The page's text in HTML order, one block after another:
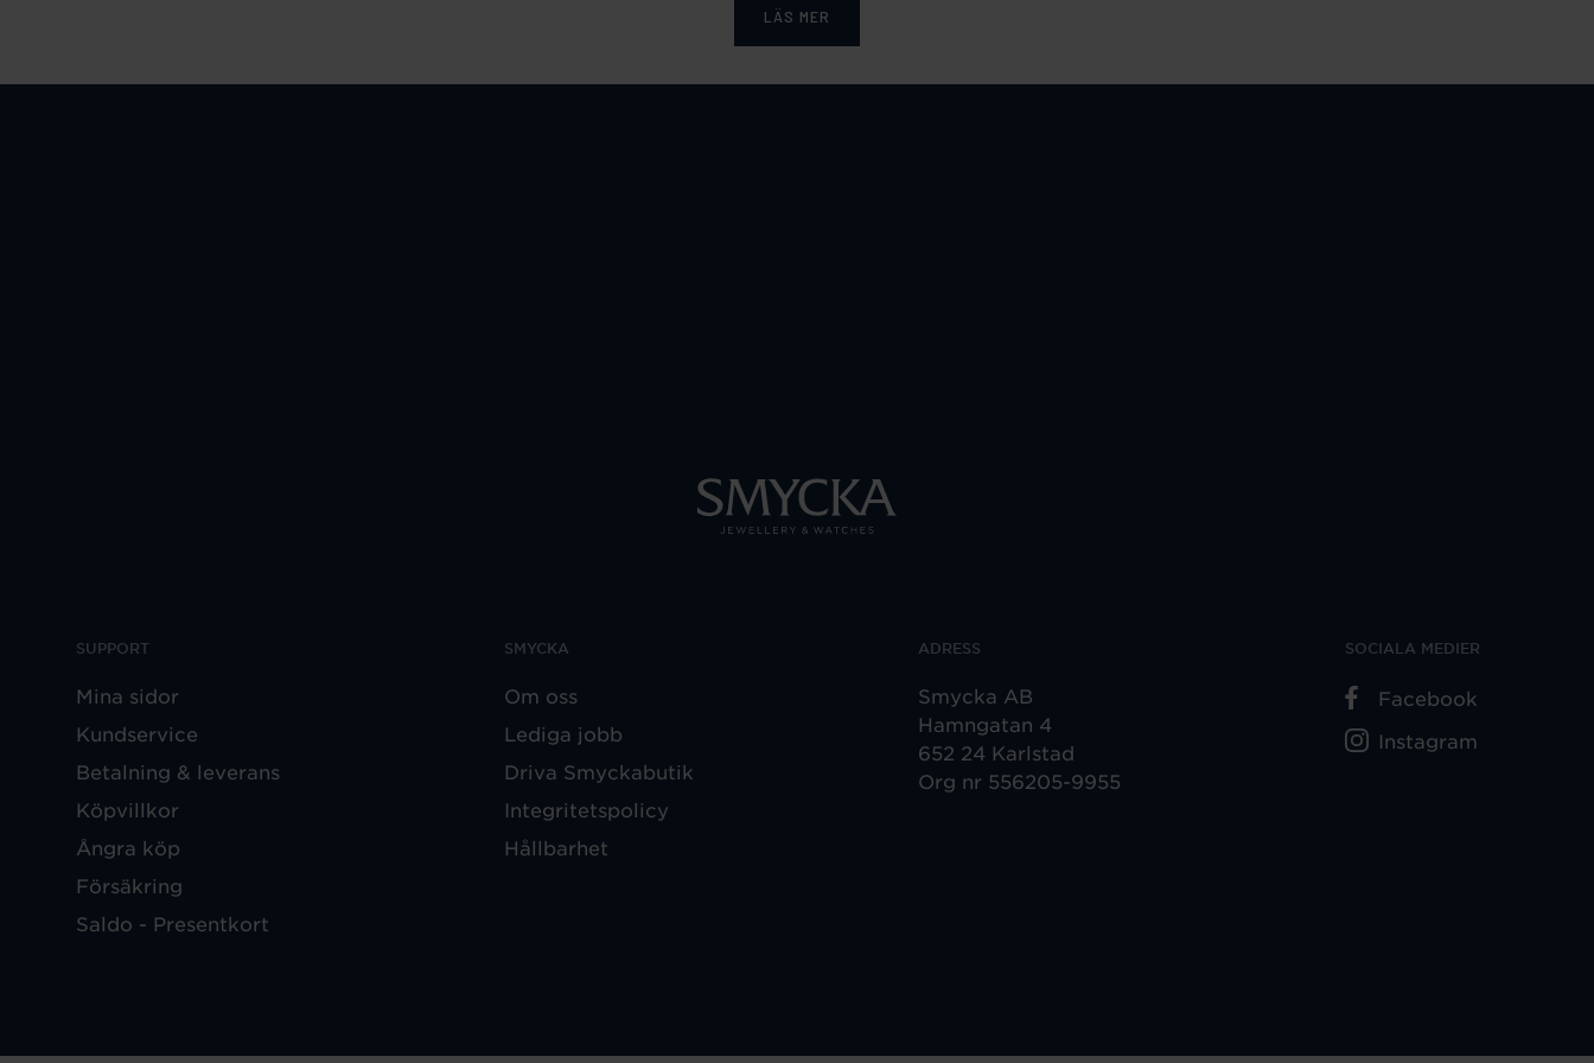
LÄS MER
SUPPORT
Mina sidor
Kundservice
Betalning & leverans
Köpvillkor
Ångra köp
Försäkring
Saldo - Presentkort
SMYCKA
Om oss
Lediga jobb
Driva Smyckabutik
Integritetspolicy
Hållbarhet
ADRESS
Smycka AB
Hamngatan 4
652 24 Karlstad
Org nr 556205-9955
SOCIALA MEDIER
Facebook
Instagram